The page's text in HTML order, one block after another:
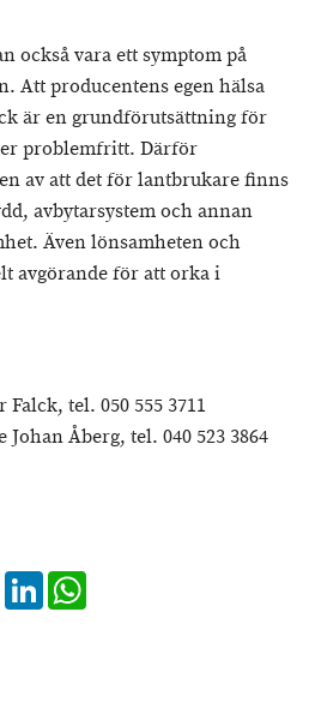
också vara ett symptom på
Att producentens egen hälsa
är en grundförutsättning för
problemfritt. Därför
av att det för lantbrukare finns
avbytarsystem och annan
Även lönsamheten och
avgörande för att orka i
tel. 050 555 3711
Åberg, tel. 040 523 3864
TwitterLinkedIn